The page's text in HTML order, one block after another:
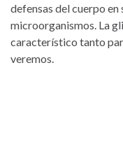
defensas del cuerpo
microorganismos. La
característico tanto
veremos.